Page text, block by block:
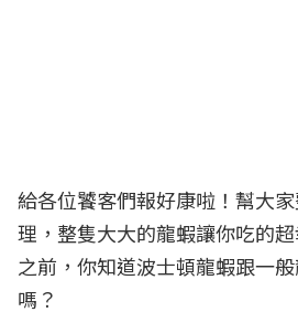
給各位饕客們報好康啦！幫大
理，整隻大大的龍蝦讓你吃的
之前，你知道波士頓龍蝦跟一
嗎？